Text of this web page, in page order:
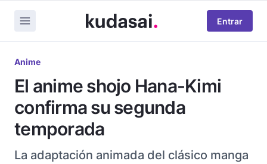
Entrar
Anime
El anime shojo Hana-Kimi
confirma su segunda
temporada
La adaptación animada del clásico manga